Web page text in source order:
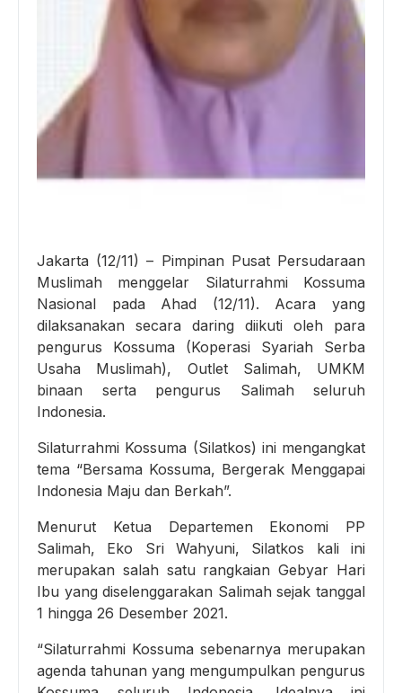
Jakarta (12/11) – Pimpinan Pusat Persudaraan
Muslimah menggelar Silaturrahmi Kossuma
Nasional pada Ahad (12/11). Acara yang
dilaksanakan secara daring diikuti oleh para
pengurus Kossuma (Koperasi Syariah Serba
Usaha Muslimah), Outlet Salimah, UMKM
binaan serta pengurus Salimah seluruh
Indonesia.
Silaturrahmi Kossuma (Silatkos) ini mengangkat
tema “Bersama Kossuma, Bergerak Menggapai
Indonesia Maju dan Berkah”.
Menurut Ketua Departemen Ekonomi PP
Salimah, Eko Sri Wahyuni, Silatkos kali ini
merupakan salah satu rangkaian Gebyar Hari
Ibu yang diselenggarakan Salimah sejak tanggal
1 hingga 26 Desember 2021.
“Silaturrahmi Kossuma sebenarnya merupakan
agenda tahunan yang mengumpulkan pengurus